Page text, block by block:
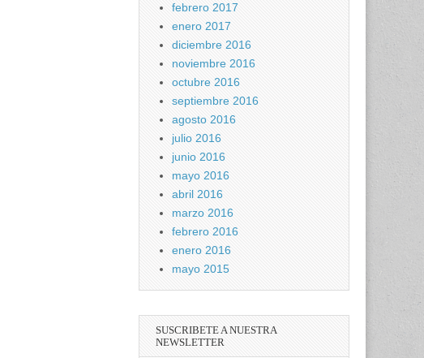
febrero 2017
enero 2017
diciembre 2016
noviembre 2016
octubre 2016
septiembre 2016
agosto 2016
julio 2016
junio 2016
mayo 2016
abril 2016
marzo 2016
febrero 2016
enero 2016
mayo 2015
SUSCRIBETE A NUESTRA
NEWSLETTER